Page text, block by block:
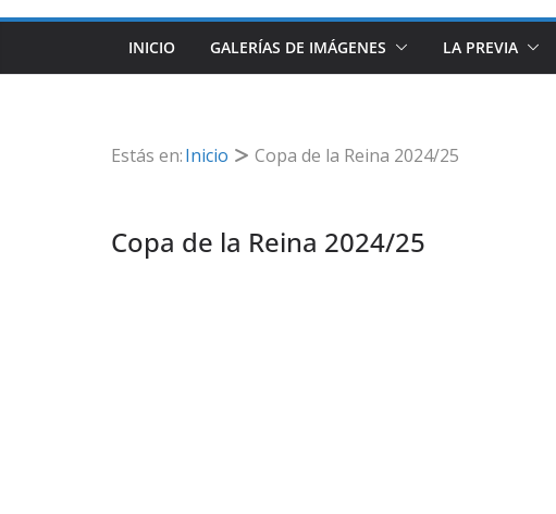
INICIO GALERÍAS DE IMÁGENES LA PREVIA
Estás en:Inicio Copa de la Reina 2024/25
Copa de la Reina 2024/25